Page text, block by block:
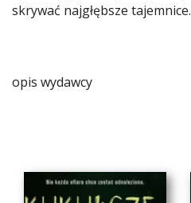
skrywać najgłębsze tajemnice.
opis wydawcy